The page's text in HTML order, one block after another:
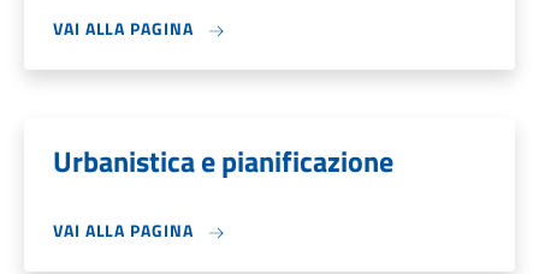
VAI ALLA PAGINA
Urbanistica e pianificazione
VAI ALLA PAGINA